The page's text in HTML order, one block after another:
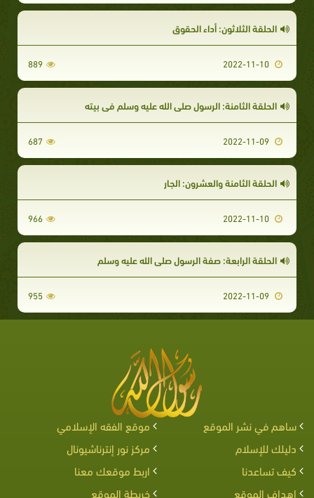
الحلقة الثلاثون: أداء الحقوق
889
الحلقة الثامنة: الرسول صلى الله عليه وسلم في بيته
687
الحلقة الثامنة والعشرون: الجار
966
الحلقة الرابعة: صفة الرسول صلى الله عليه وسلم
955
ساهم في نشر الموقع
موقع الفقه الإسلامي
دليلك للإسلام
مركز نور إنترناشيونال
كيف تساعدنا
اربط موقعك معنا
اهداف الموقع
خريطة الموقع